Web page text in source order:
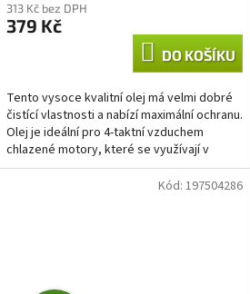
313 Kč bez DPH
379 Kč
DO KOŠÍKU
Tento vysoce kvalitní olej má velmi dobré
čistící vlastnosti a nabízí maximální ochranu.
Olej je ideální pro 4-taktní vzduchem
chlazené motory, které se využívají v
teplotách od...
Kód: 197504286